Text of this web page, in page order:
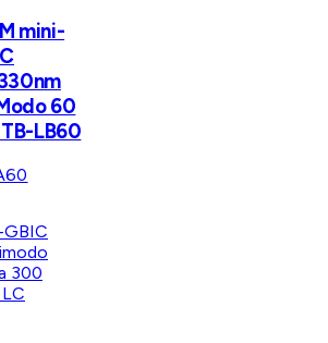
mini-
60
LB60